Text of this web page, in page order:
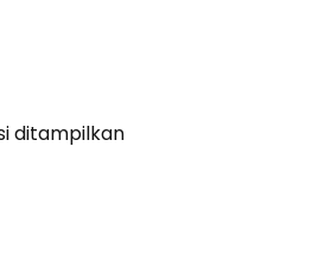
ditampilkan